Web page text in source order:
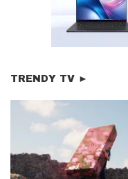
TRENDY TV ►